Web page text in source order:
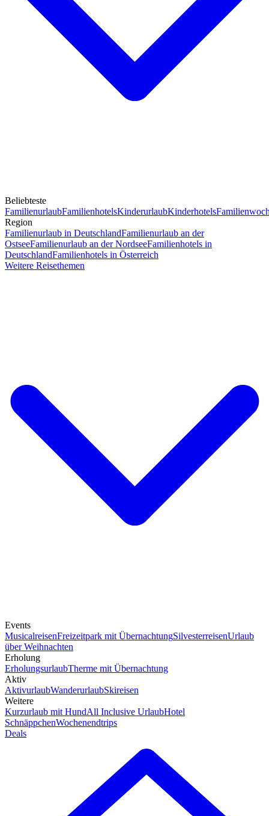
Beliebteste
FamilienurlaubFamilienhotelsKinderurlaubKinderhotels
Region
Familienurlaub in DeutschlandFamilienurlaub an der
OstseeFamilienurlaub an der NordseeFamilienhotels in
DeutschlandFamilienhotels in Österreich
Weitere Reisethemen
Events
MusicalreisenFreizeitpark mit ÜbernachtungSilvesterreisenUrlaub
über Weihnachten
Erholung
ErholungsurlaubTherme mit Übernachtung
Aktiv
AktivurlaubWanderurlaubSkireisen
Weitere
Kurzurlaub mit HundAll Inclusive UrlaubHotel
SchnäppchenWochenendtrips
Deals